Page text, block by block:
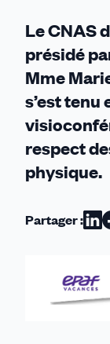
Le CNAS
présidé
Mme
s’est tenu
respect
physique.
Partager :